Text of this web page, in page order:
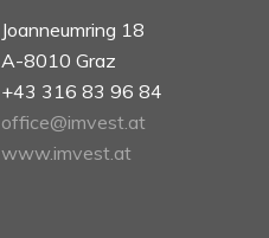
Joanneumring 18
A-8010 Graz
+43 316 83 96 84
office@imvest.at
www.imvest.at